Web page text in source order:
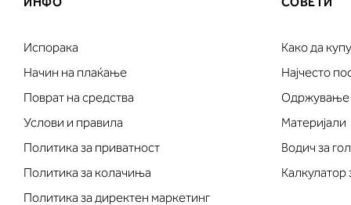
Испорака
Начин на плаќање
Поврат на средства
Услови и правила
Политика за приватност
Политика за колачиња
Политика за директен маркетинг
Како да
Најчесто
Одржување
Материјали
Водич за
Калкулатор